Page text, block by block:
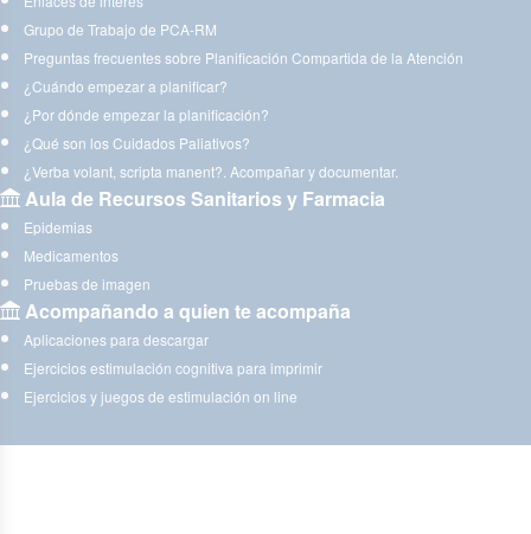
Grupo de Trabajo de PCA-RM
Preguntas frecuentes sobre Planificación Compartida de la Atención
¿Cuándo empezar a planificar?
¿Por dónde empezar la planificación?
¿Qué son los Cuidados Paliativos?
¿Verba volant, scripta manent?. Acompañar y documentar.
Aula de Recursos Sanitarios y Farmacia
Epidemias
Medicamentos
Pruebas de imagen
Acompañando a quien te acompaña
Aplicaciones para descargar
Ejercicios estimulación cognitiva para imprimir
Ejercicios y juegos de estimulación on line